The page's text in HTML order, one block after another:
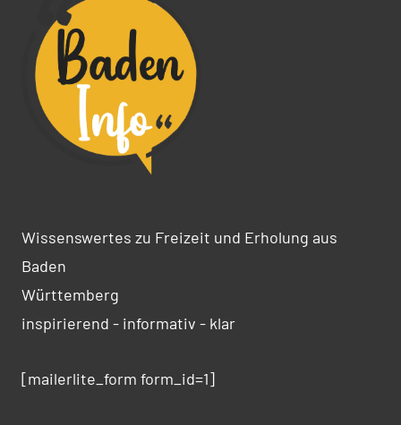
Wissenswertes zu Freizeit und Erholung aus
Baden
Württemberg
inspirierend - informativ - klar
[mailerlite_form form_id=1]